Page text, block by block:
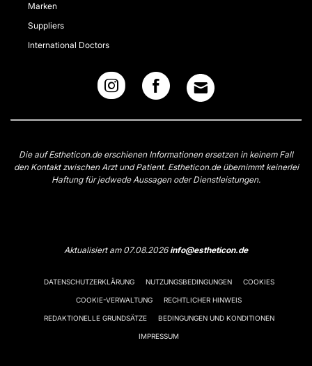
Marken
Suppliers
International Doctors
Die auf Estheticon.de erschienen Informationen ersetzen in keinem Fall
den Kontakt zwischen Arzt und Patient. Estheticon.de übernimmt keinerlei
Haftung für jedwede Aussagen oder Dienstleistungen.
Aktualisiert am 07.08.2026info@estheticon.de
DATENSCHUTZERKLÄRUNG NUTZUNGSBEDINGUNGEN COOKIES
COOKIE-VERWALTUNG RECHTLICHER HINWEIS
REDAKTIONELLE GRUNDSÄTZE BEDINGUNGEN UND KONDITIONEN
IMPRESSUM